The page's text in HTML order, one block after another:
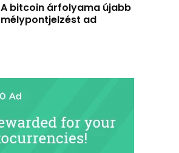
A bitcoin árfolyama újabb
mélypontjelzést ad